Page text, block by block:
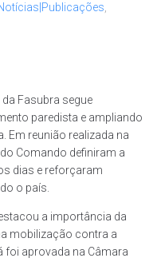
,
Fasubra segue
paredista e ampliando
Em reunião realizada na
Comando definiram a
dias e reforçaram
o país.
a importância da
mobilização contra a
foi aprovada na Câmara